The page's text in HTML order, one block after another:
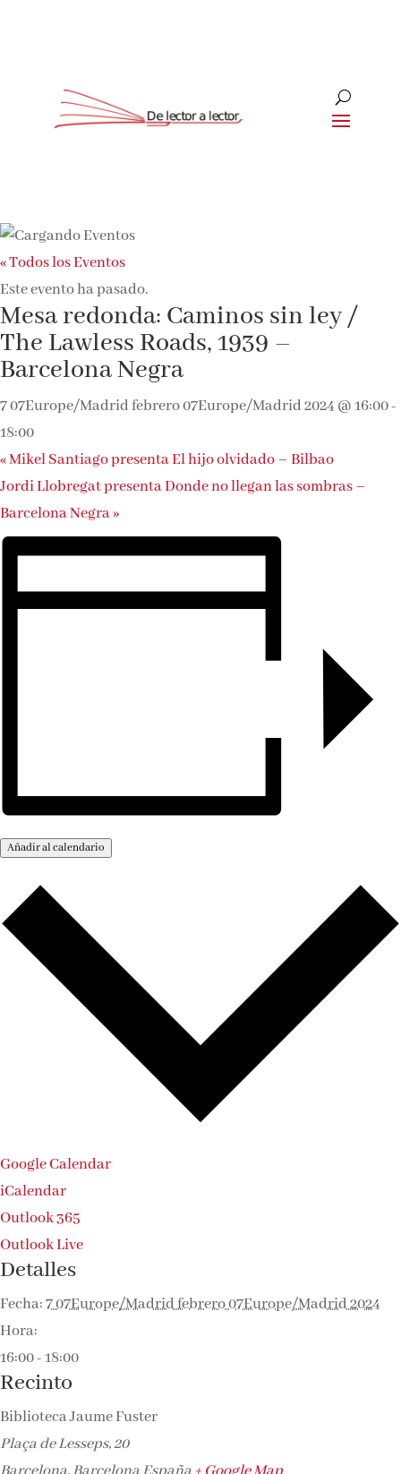
« Todos los Eventos
Este evento ha pasado.
Mesa redonda: Caminos sin ley /
The Lawless Roads, 1939 –
Barcelona Negra
7 07Europe/Madrid febrero 07Europe/Madrid 2024 @ 16:00-
18:00
«Mikel Santiago presenta El hijo olvidado – Bilbao
Jordi Llobregat presenta Donde no llegan las sombras –
Barcelona Negra»
Añadir al calendario
Google Calendar
iCalendar
Outlook 365
Outlook Live
Detalles
Fecha:7 07Europe/Madrid febrero 07Europe/Madrid 2024
Hora:
16:00 - 18:00
Recinto
Biblioteca Jaume Fuster
Plaça de Lesseps, 20